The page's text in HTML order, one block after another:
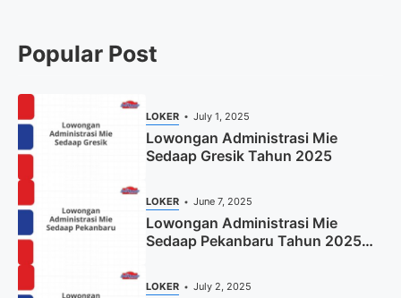
Popular Post
LOKER July 1, 2025
Lowongan Administrasi Mie
Sedaap Gresik Tahun 2025
LOKER June 7, 2025
Lowongan Administrasi Mie
Sedaap Pekanbaru Tahun 2025
LOKER July 2, 2025